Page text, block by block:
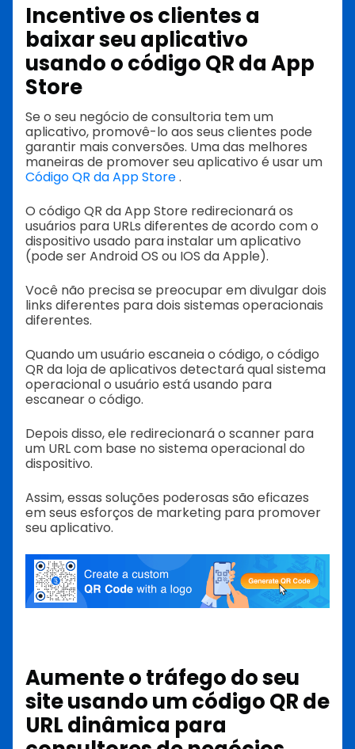
Incentive os clientes a
baixar seu aplicativo
usando o código QR da App
Store
Se o seu negócio de consultoria tem um
aplicativo, promovê-lo aos seus clientes pode
garantir mais conversões. Uma das melhores
maneiras de promover seu aplicativo é usar um
Código QR da App Store.
O código QR da App Store redirecionará os
usuários para URLs diferentes de acordo com o
dispositivo usado para instalar um aplicativo
(pode ser Android OS ou IOS da Apple).
Você não precisa se preocupar em divulgar dois
links diferentes para dois sistemas operacionais
diferentes.
Quando um usuário escaneia o código, o código
QR da loja de aplicativos detectará qual sistema
operacional o usuário está usando para
escanear o código.
Depois disso, ele redirecionará o scanner para
um URL com base no sistema operacional do
dispositivo.
Assim, essas soluções poderosas são eficazes
em seus esforços de marketing para promover
seu aplicativo.
Aumente o tráfego do seu
site usando um código QR de
URL dinâmica para